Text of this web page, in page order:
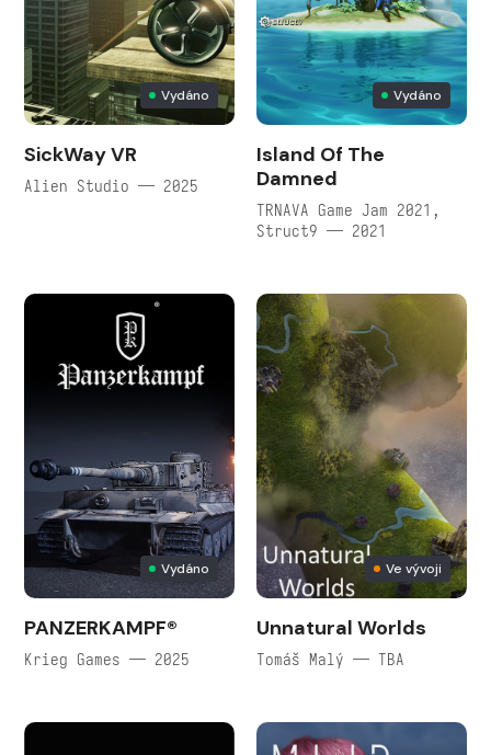
Vydáno
SickWay VR
Alien Studio — 2025
Vydáno
Island Of The
Damned
TRNAVA Game Jam 2021,
Struct9 — 2021
Vydáno
PANZERKAMPF®
Krieg Games — 2025
Ve vývoji
Unnatural Worlds
Tomáš Malý — TBA